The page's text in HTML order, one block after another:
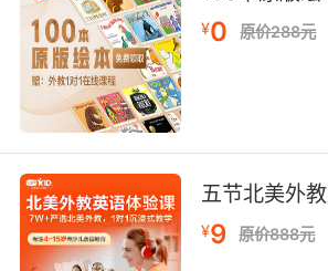
¥0 原价288元
五节北美外
¥9 原价888元